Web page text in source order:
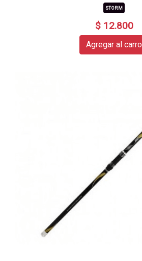
STORM
$ 12.800
Agregar al carro